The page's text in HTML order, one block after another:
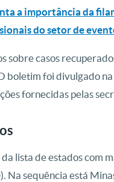
a importância da
do setor de
sobre casos
boletim foi divulgado
fornecidas pelas
lista de estados com
Na sequência está